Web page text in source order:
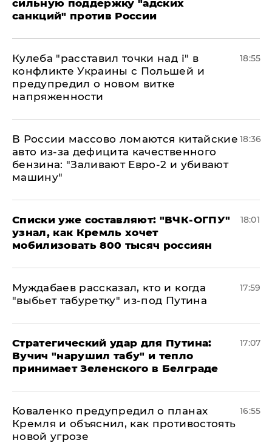
сильную поддержку "адских
санкций" против России
Кулеба "расставил точки над і" в
конфликте Украины с Польшей и
предупредил о новом витке
напряженности
18:55
В России массово ломаются китайские
авто из-за дефицита качественного
бензина: "Заливают Евро-2 и убивают
машину"
18:36
Списки уже составляют: "ВЧК-ОГПУ"
узнал, как Кремль хочет
мобилизовать 800 тысяч россиян
18:01
Муждабаев рассказал, кто и когда
"выбьет табуретку" из-под Путина
17:59
Стратегический удар для Путина:
Вучич "нарушил табу" и тепло
принимает Зеленского в Белграде
17:07
Коваленко предупредил о планах
Кремля и объяснил, как противостоять
новой угрозе
16:55